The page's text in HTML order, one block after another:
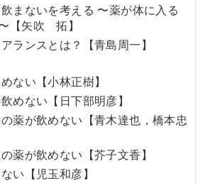
まないを考える 〜薬が体に入る
【矢吹 拓】
ランスとは？【青島周一】
ない【小林正樹】
めない【日下部明彦】
薬が飲めない【青木達也，橋本忠
薬が飲めない【芥子文香】
い【児玉和彦】